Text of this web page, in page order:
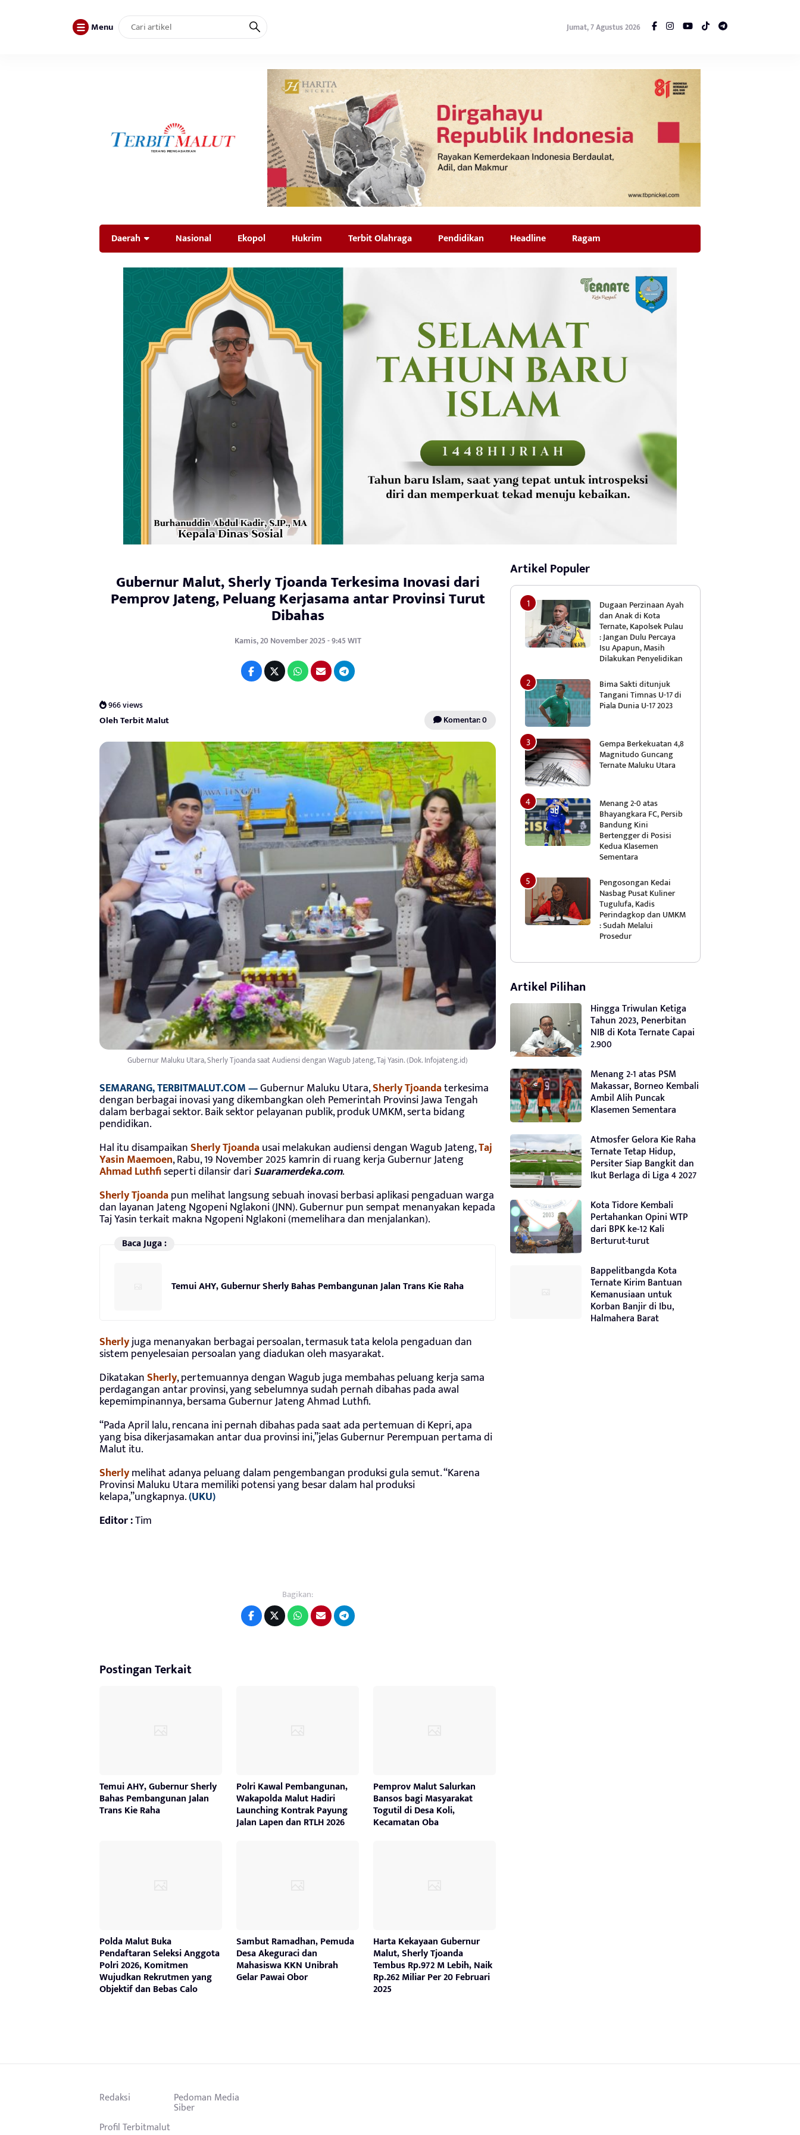
Menu Jumat, 7 Agustus 2026
Daerah Nasional Ekopol Hukrim Terbit Olahraga Pendidikan Headline Ragam
Gubernur Malut, Sherly Tjoanda Terkesima Inovasi dari
Pemprov Jateng, Peluang Kerjasama antar Provinsi Turut
Dibahas
Kamis, 20 November 2025 - 9:45 WIT
966 views
Oleh Terbit Malut Komentar: 0
Gubernur Maluku Utara, Sherly Tjoanda saat Audiensi dengan Wagub Jateng, Taj Yasin. (Dok. Infojateng.id)
SEMARANG, TERBITMALUT.COM —Gubernur Maluku Utara,Sherly Tjoandaterkesima
dengan berbagai inovasi yang dikembangkan oleh Pemerintah Provinsi Jawa Tengah
dalam berbagai sektor. Baik sektor pelayanan publik, produk UMKM, serta bidang
pendidikan.
Hal itu disampaikanSherly Tjoandausai melakukan audiensi dengan Wagub Jateng,Taj
Yasin Maemoen, Rabu, 19 November 2025 kamrin di ruang kerja Gubernur Jateng
Ahmad Luthfiseperti dilansir dariSuaramerdeka.com.
Sherly Tjoandapun melihat langsung sebuah inovasi berbasi aplikasi pengaduan warga
dan layanan Jateng Ngopeni Nglakoni (JNN). Gubernur pun sempat menanyakan kepada
Taj Yasin terkait makna Ngopeni Nglakoni (memelihara dan menjalankan).
Baca Juga :
Temui AHY, Gubernur Sherly Bahas Pembangunan Jalan Trans Kie Raha
Sherlyjuga menanyakan berbagai persoalan, termasuk tata kelola pengaduan dan
sistem penyelesaian persoalan yang diadukan oleh masyarakat.
DikatakanSherly, pertemuannya dengan Wagub juga membahas peluang kerja sama
perdagangan antar provinsi, yang sebelumnya sudah pernah dibahas pada awal
kepemimpinannya, bersama Gubernur Jateng Ahmad Luthfi.
“Pada April lalu, rencana ini pernah dibahas pada saat ada pertemuan di Kepri, apa
yang bisa dikerjasamakan antar dua provinsi ini,”jelas Gubernur Perempuan pertama di
Malut itu.
Sherlymelihat adanya peluang dalam pengembangan produksi gula semut. “Karena
Provinsi Maluku Utara memiliki potensi yang besar dalam hal produksi
kelapa,”ungkapnya.(UKU)
Editor :Tim
Bagikan:
Postingan Terkait
Temui AHY, Gubernur Sherly
Bahas Pembangunan Jalan
Trans Kie Raha
Polri Kawal Pembangunan,
Wakapolda Malut Hadiri
Launching Kontrak Payung
Jalan Lapen dan RTLH 2026
Pemprov Malut Salurkan
Bansos bagi Masyarakat
Togutil di Desa Koli,
Kecamatan Oba
Polda Malut Buka
Pendaftaran Seleksi Anggota
Polri 2026, Komitmen
Wujudkan Rekrutmen yang
Objektif dan Bebas Calo
Sambut Ramadhan, Pemuda
Desa Akeguraci dan
Mahasiswa KKN Unibrah
Gelar Pawai Obor
Harta Kekayaan Gubernur
Malut, Sherly Tjoanda
Tembus Rp.972 M Lebih, Naik
Rp.262 Miliar Per 20 Februari
2025
Artikel Populer
Dugaan Perzinaan Ayah
dan Anak di Kota
Ternate, Kapolsek Pulau
: Jangan Dulu Percaya
Isu Apapun, Masih
Dilakukan Penyelidikan
Bima Sakti ditunjuk
Tangani Timnas U-17 di
Piala Dunia U-17 2023
Gempa Berkekuatan 4,8
Magnitudo Guncang
Ternate Maluku Utara
Menang 2-0 atas
Bhayangkara FC, Persib
Bandung Kini
Bertengger di Posisi
Kedua Klasemen
Sementara
Pengosongan Kedai
Nasbag Pusat Kuliner
Tugulufa, Kadis
Perindagkop dan UMKM
: Sudah Melalui
Prosedur
Artikel Pilihan
Hingga Triwulan Ketiga
Tahun 2023, Penerbitan
NIB di Kota Ternate Capai
2.900
Menang 2-1 atas PSM
Makassar, Borneo Kembali
Ambil Alih Puncak
Klasemen Sementara
Atmosfer Gelora Kie Raha
Ternate Tetap Hidup,
Persiter Siap Bangkit dan
Ikut Berlaga di Liga 4 2027
Kota Tidore Kembali
Pertahankan Opini WTP
dari BPK ke-12 Kali
Berturut-turut
Bappelitbangda Kota
Ternate Kirim Bantuan
Kemanusiaan untuk
Korban Banjir di Ibu,
Halmahera Barat
Redaksi Pedoman Media
Siber
Profil Terbitmalut